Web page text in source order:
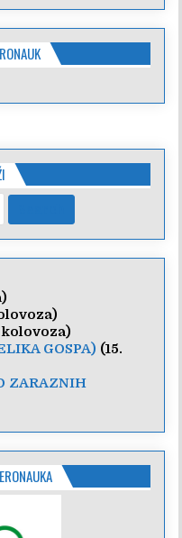
kolovoza)
GOSPA) (15.
ZARAZNIH